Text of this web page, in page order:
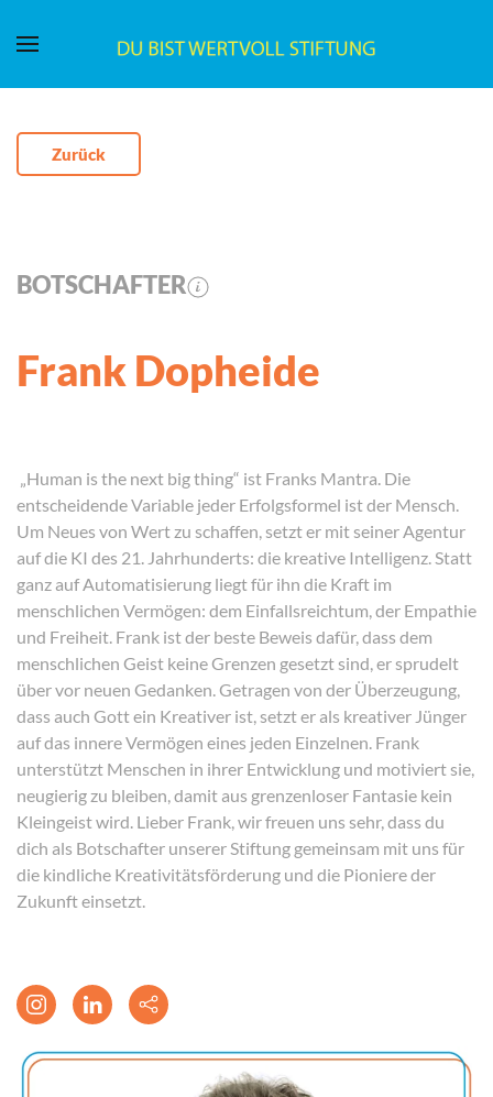
Zurück
BOTSCHAFTER
Frank Dopheide
„Human is the next big thing“ ist Franks Mantra. Die
entscheidende Variable jeder Erfolgsformel ist der Mensch.
Um Neues von Wert zu schaffen, setzt er mit seiner Agentur
auf die KI des 21. Jahrhunderts: die kreative Intelligenz. Statt
ganz auf Automatisierung liegt für ihn die Kraft im
menschlichen Vermögen: dem Einfallsreichtum, der Empathie
und Freiheit. Frank ist der beste Beweis dafür, dass dem
menschlichen Geist keine Grenzen gesetzt sind, er sprudelt
über vor neuen Gedanken. Getragen von der Überzeugung,
dass auch Gott ein Kreativer ist, setzt er als kreativer Jünger
auf das innere Vermögen eines jeden Einzelnen. Frank
unterstützt Menschen in ihrer Entwicklung und motiviert sie,
neugierig zu bleiben, damit aus grenzenloser Fantasie kein
Kleingeist wird. Lieber Frank, wir freuen uns sehr, dass du
dich als Botschafter unserer Stiftung gemeinsam mit uns für
die kindliche Kreativitätsförderung und die Pioniere der
Zukunft einsetzt.